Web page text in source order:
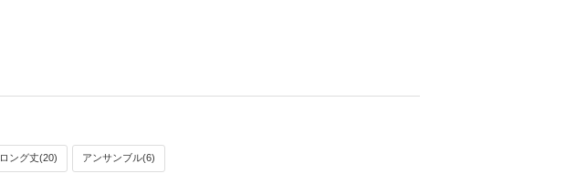
ロング丈(20) アンサンブル(6)